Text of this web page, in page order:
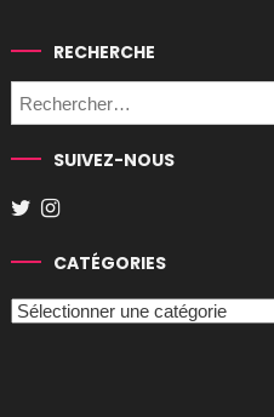
RECHERCHE
SUIVEZ-NOUS
CATÉGORIES
Catégories